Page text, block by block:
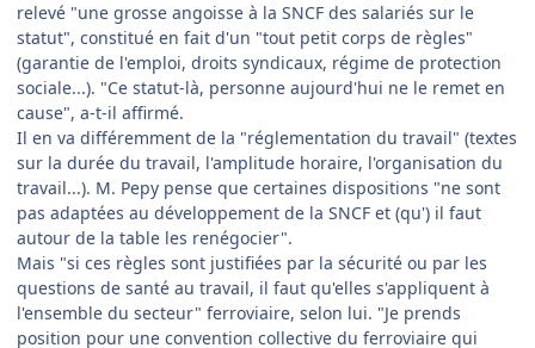
relevé "une grosse angoisse à la SNCF des salariés sur le
statut", constitué en fait d'un "tout petit corps de règles"
(garantie de l'emploi, droits syndicaux, régime de protection
sociale...). "Ce statut-là, personne aujourd'hui ne le remet en
cause", a-t-il affirmé.
Il en va différemment de la "réglementation du travail" (textes
sur la durée du travail, l'amplitude horaire, l'organisation du
travail...). M. Pepy pense que certaines dispositions "ne sont
pas adaptées au développement de la SNCF et (qu') il faut
autour de la table les renégocier".
Mais "si ces règles sont justifiées par la sécurité ou par les
questions de santé au travail, il faut qu'elles s'appliquent à
l'ensemble du secteur" ferroviaire, selon lui. "Je prends
position pour une convention collective du ferroviaire qui